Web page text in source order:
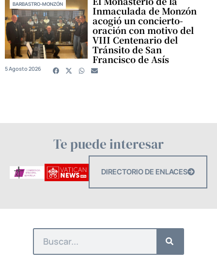
BARBASTRO-MONZÓN
Inmaculada de Monzón
acogió un concierto-
oración con motivo del
VIII Centenario del
Tránsito de San
Francisco de Asís
5 Agosto 2026
Te puede interesar
DIRECTORIO DE ENLACES